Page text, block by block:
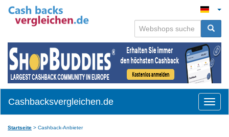
Toggle
Cashbacksvergleichen.de
Startseite > Cashback-Anbieter